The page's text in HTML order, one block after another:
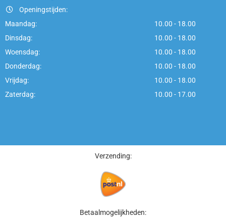
Openingstijden:
Maandag:
10.00 - 18.00
Dinsdag:
10.00 - 18.00
Woensdag:
10.00 - 18.00
Donderdag:
10.00 - 18.00
Vrijdag:
10.00 - 18.00
Zaterdag:
10.00 - 17.00
Verzending:
Betaalmogelijkheden: